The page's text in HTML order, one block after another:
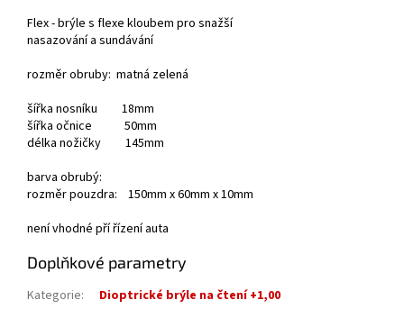
Flex - brýle s flexe kloubem pro snažší
nasazování a sundávání
rozměr obruby: matná zelená
šířka nosníku 18mm
šířka očnice 50mm
délka nožičky 145mm
barva obrubý:
rozměr pouzdra: 150mm x 60mm x 10mm
není vhodné pří řízení auta
Doplňkové parametry
Kategorie:
Dioptrické brýle na čtení +1,00